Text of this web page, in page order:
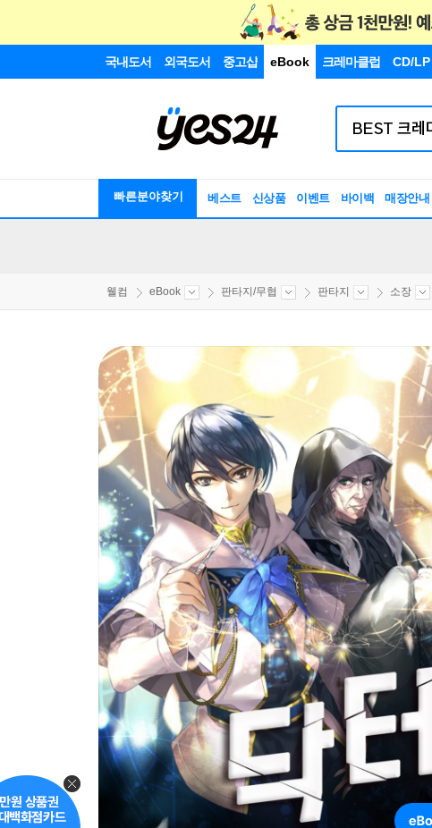
국내도서 외국도서 중고샵 eBook 크레마클럽 CD/LP
빠른분야찾기 베스트 신상품 이벤트 바이백 매장안내
웰컴 eBook 판타지/무협 판타지 소장